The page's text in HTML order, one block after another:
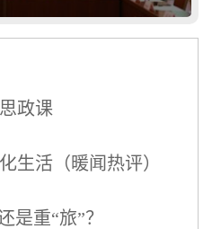
政课
生活（暖闻热评）
是重“旅”？